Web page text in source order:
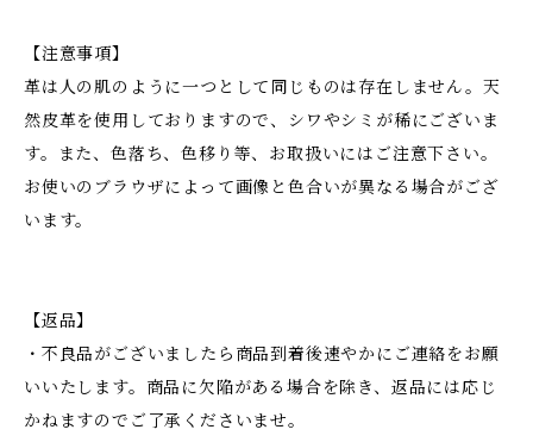
【注意事項】
革は人の肌のように一つとして同じものは存在しません。天
然皮革を使用しておりますので、シワやシミが稀にございま
す。また、色落ち、色移り等、お取扱いにはご注意下さい。
お使いのブラウザによって画像と色合いが異なる場合がござ
います。
【返品】
・不良品がございましたら商品到着後速やかにご連絡をお願
いいたします。商品に欠陥がある場合を除き、返品には応じ
かねますのでご了承くださいませ。